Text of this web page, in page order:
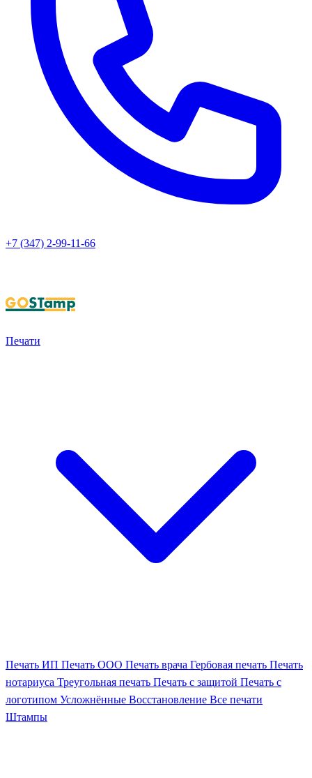
+7 (347) 2-99-11-66
Печати
Печать ИП Печать ООО Печать врача Гербовая печать Печать
нотариуса Треугольная печать Печать с защитой Печать с
логотипом Усложнённые Восстановление Все печати
Штампы